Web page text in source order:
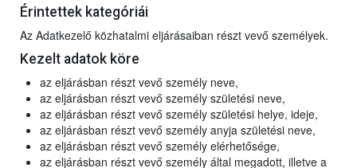
Érintettek kategóriái
Az Adatkezelő közhatalmi eljárásaiban részt vevő személyek.
Kezelt adatok köre
az eljárásban részt vevő személy neve,
az eljárásban részt vevő személy születési neve,
az eljárásban részt vevő személy születési helye, ideje,
az eljárásban részt vevő személy anyja születési neve,
az eljárásban részt vevő személy elérhetősége,
az eljárásban részt vevő személy által megadott, illetve a